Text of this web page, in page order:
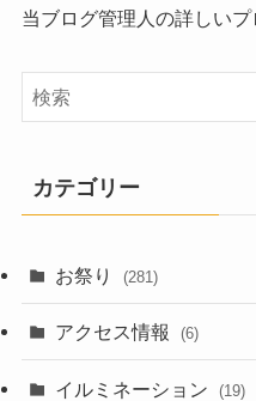
当ブログ管理人の詳しい
カテゴリー
お祭り (281)
アクセス情報 (6)
イルミネーション (19)